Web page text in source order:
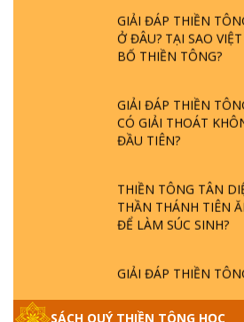
GIẢI ĐÁP THIỀN
Ở ĐÂU? TẠI SAO
BỐ THIỀN TÔNG?
GIẢI ĐÁP THIỀN
CÓ GIẢI THOÁT
ĐẦU TIÊN?
THIỀN TÔNG TÂN
THẦN THÁNH TIÊN
ĐỂ LÀM SÚC SINH?
GIẢI ĐÁP THIỀN
LOÀI CÔ HỒN - GIÁO
NÀO XUẤT BẢN
SÁCH QUÝ THIỀN TÔNG HỌC